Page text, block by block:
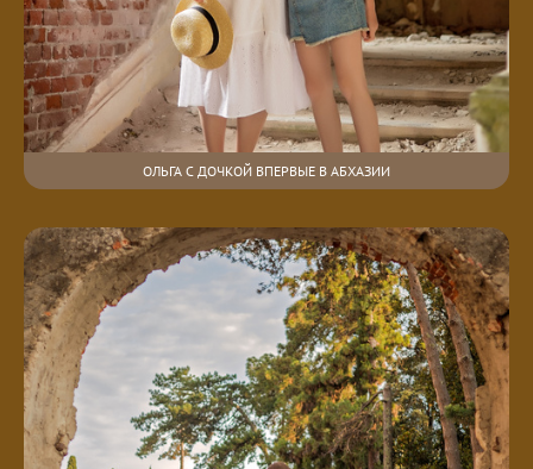
ОЛЬГА С ДОЧКОЙ ВПЕРВЫЕ В АБХАЗИИ